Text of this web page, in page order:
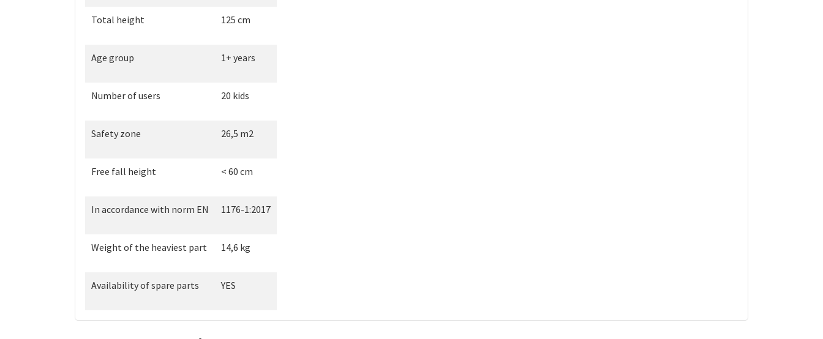
Total height 125 cm
Age group 1+ years
Number of users 20 kids
Safety zone 26,5 m2
Free fall height < 60 cm
In accordance with norm EN 1176-1:2017
Weight of the heaviest part 14,6 kg
Availability of spare parts YES